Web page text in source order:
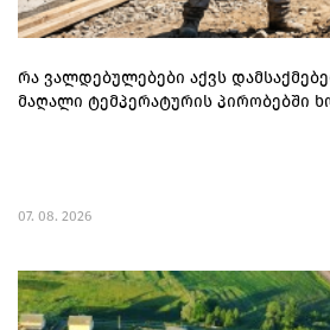
რა ვალდებულებები აქვს
მაღალი ტემპერატურის პირობებში
07. 08. 2026